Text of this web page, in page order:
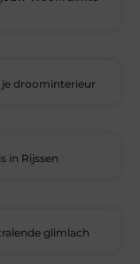
droominterieur
in Rijssen
glimlach